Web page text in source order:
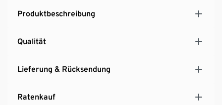
Produktbeschreibung
Qualität
Lieferung & Rücksendung
Ratenkauf